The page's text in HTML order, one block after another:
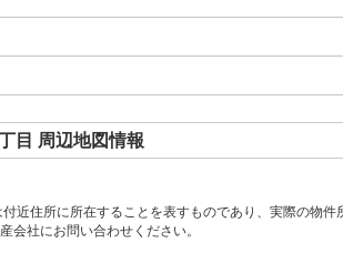
目 周辺地図情報
近住所に所在することを表すものであり、実際の物件
会社にお問い合わせください。